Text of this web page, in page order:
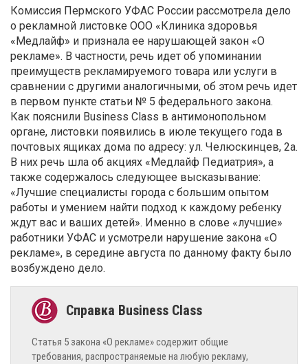
Комиссия Пермского УФАС России рассмотрела дело
о рекламной листовке ООО «Клиника здоровья
«Медлайф» и признала ее нарушающей закон «О
рекламе». В частности, речь идет об упоминании
преимуществ рекламируемого товара или услуги в
сравнении с другими аналогичными, об этом речь идет
в первом пункте статьи № 5 федерального закона.
Как пояснили Business Class в антимонопольном
органе, листовки появились в июле текущего года в
почтовых ящиках дома по адресу: ул. Челюскинцев, 2а.
В них речь шла об акциях «Медлайф Педиатрия», а
также содержалось следующее высказывание:
«Лучшие специалисты города с большим опытом
работы и умением найти подход к каждому ребенку
ждут вас и ваших детей». Именно в слове «лучшие»
работники УФАС и усмотрели нарушение закона «О
рекламе», в середине августа по данному факту было
возбуждено дело.
Статья 5 закона «О рекламе» содержит общие
требования, распространяемые на любую рекламу,